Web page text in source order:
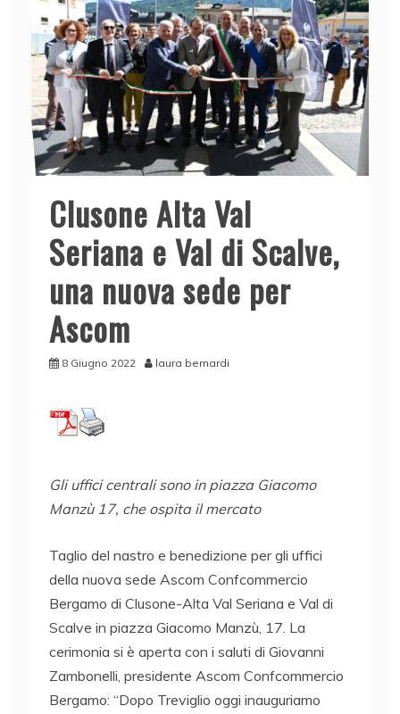
Clusone Alta Val
Seriana e Val di Scalve,
una nuova sede per
Ascom
8 Giugno 2022 laura bernardi
Gli uffici centrali sono in piazza Giacomo
Manzù 17, che ospita il mercato
Taglio del nastro e benedizione per gli uffici
della nuova sede Ascom Confcommercio
Bergamo di Clusone-Alta Val Seriana e Val di
Scalve in piazza Giacomo Manzù, 17. La
cerimonia si è aperta con i saluti di Giovanni
Zambonelli, presidente Ascom Confcommercio
Bergamo: “Dopo Treviglio oggi inauguriamo